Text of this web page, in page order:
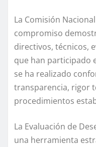
La Comisión
compromiso
directivos, técnicos,
que han participado
se ha realizado
transparencia, rigor
procedimientos
La Evaluación de
una herramienta